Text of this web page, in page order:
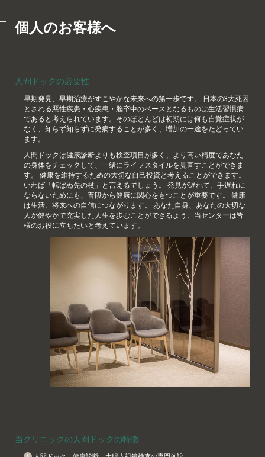
個人のお客様へ
人間ドックの必要性
早期発見、早期治療がすこやかな未来への第一歩です。 日本の3大死因
とされる悪性疾患・心疾患・脳卒中のベースとなるものは生活習慣病
であると考えられています。そのほとんどは初期には何も自覚症状が
なく、知らず知らずに発病することが多く、増加の一途をたどってい
ます。
人間ドックは健康診断よりも検査項目が多く、より高い精度であなた
の身体をチェックして、一緒にライフスタイルを見直すことができま
す。 健康を維持するための大切な自己投資と考えることができます。
いわば「転ばぬ先の杖」と言えるでしょう。 発見が遅れて、手遅れに
ならないためにも、普段から健康に関心をもつことが重要です。 健康
は生活、将来への自信につながります。 あなた自身、あなたの大切な
人が健やかで充実した人生を歩むことができるよう、当センターは皆
様のお役に立ちたいと考えています。
当クリニックの人間ドックの特徴